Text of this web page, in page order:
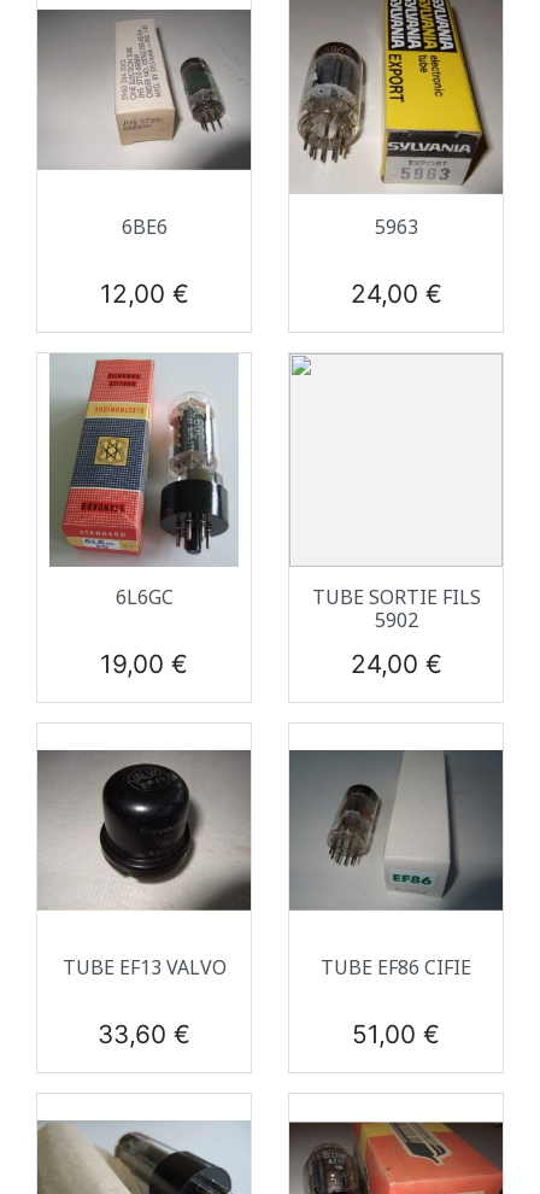
6BE6
Prix
12,00 €
5963
Prix
24,00 €
6L6GC
Prix
19,00 €
TUBE SORTIE FILS
5902
Prix
24,00 €
TUBE EF13 VALVO
Prix
33,60 €
TUBE EF86 CIFIE
Prix
51,00 €